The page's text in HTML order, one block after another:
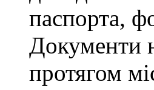
паспорта,
Документи
протягом